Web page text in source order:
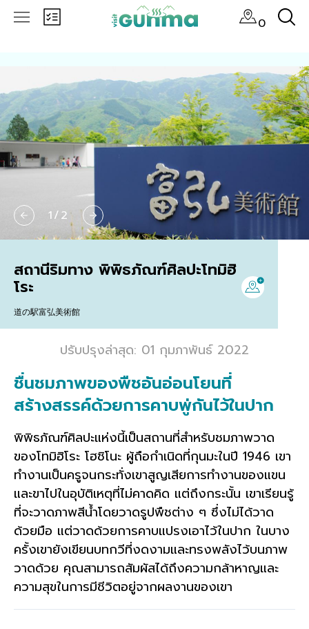
0
1/2
สถานีริมทาง พิพิธภัณฑ์ศิลปะโทมิฮิ
โระ
道の駅富弘美術館
ปรับปรุงล่าสุด: 01 กุมภาพันธ์ 2022
ชื่นชมภาพของพืชอันอ่อนโยนที่
สร้างสรรค์ด้วยการคาบพู่กันไว้ในปาก
พิพิธภัณฑ์ศิลปะแห่งนี้เป็นสถานที่สำหรับชมภาพวาด
ของโทมิฮิโระ โฮชิโนะ ผู้ถือกำเนิดที่กุนมะในปี 1946 เขา
ทำงานเป็นครูจนกระทั่งเขาสูญเสียการทำงานของแขน
และขาไปในอุบัติเหตุที่ไม่คาดคิด แต่ถึงกระนั้น เขาเรียนรู้
ที่จะวาดภาพสีน้ำโดยวาดรูปพืชต่าง ๆ ซึ่งไม่ได้วาด
ด้วยมือ แต่วาดด้วยการคาบแปรงเอาไว้ในปาก ในบาง
ครั้งเขายังเขียนบทกวีที่งดงามและทรงพลังไว้บนภาพ
วาดด้วย คุณสามารถสัมผัสได้ถึงความกล้าหาญและ
ความสุขในการมีชีวิตอยู่จากผลงานของเขา